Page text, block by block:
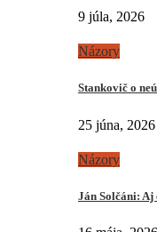
9 júla, 2026
Názory
Stankovič o
25 júna, 2026
Názory
Ján Solčáni: